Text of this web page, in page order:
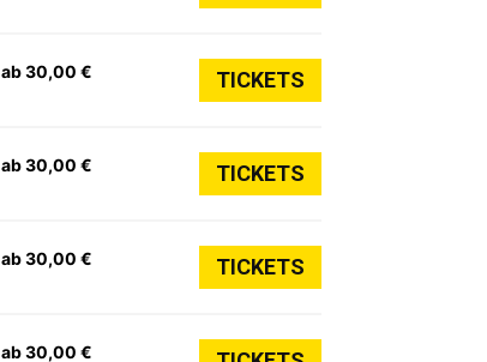
ab 30,00 € TICKETS
ab 30,00 € TICKETS
ab 30,00 € TICKETS
ab 30,00 €